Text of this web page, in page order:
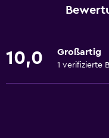
10,0 Großartig
1 verifizierte